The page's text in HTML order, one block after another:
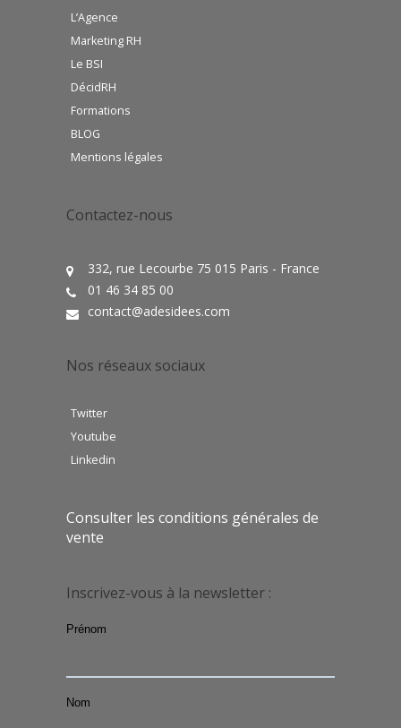
L’Agence
Marketing RH
Le BSI
DécidRH
Formations
BLOG
Mentions légales
Contactez-nous
332, rue Lecourbe 75 015 Paris - France
01 46 34 85 00
contact@adesidees.com
Nos réseaux sociaux
Twitter
Youtube
Linkedin
Consulter les conditions générales de
vente
Inscrivez-vous à la newsletter :